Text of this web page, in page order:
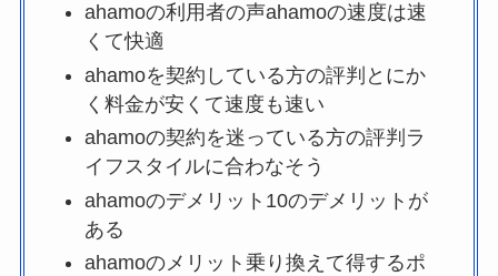
ahamoの利用者の声ahamoの速度は速
くて快適
ahamoを契約している方の評判とにか
く料金が安くて速度も速い
ahamoの契約を迷っている方の評判ラ
イフスタイルに合わなそう
ahamoのデメリット10のデメリットが
ある
ahamoのメリット乗り換えて得するポ